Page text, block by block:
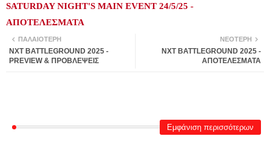
SATURDAY NIGHT'S MAIN EVENT 24/5/25 -
ΑΠΟΤΕΛΕΣΜΑΤΑ
ΝΕΌΤΕΡΗ
NXT BATTLEGROUND 2025 -
ΑΠΟΤΕΛΕΣΜΑΤΑ
ΠΑΛΑΙΌΤΕΡΗ
NXT BATTLEGROUND 2025 -
PREVIEW & ΠΡΟΒΛΕΨΕΙΣ
Εμφάνιση περισσότερων